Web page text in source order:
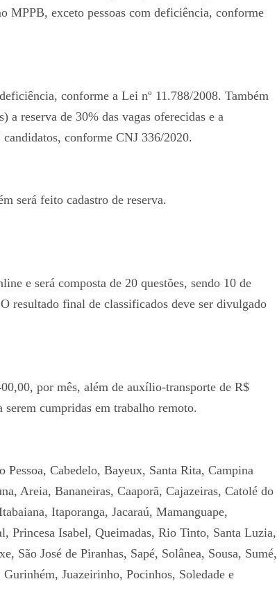
MPPB, exceto pessoas com deficiência, conforme
conforme a Lei nº 11.788/2008. Também
a reserva de 30% das vagas oferecidas e a
conforme CNJ 336/2020.
será feito cadastro de reserva.
e será composta de 20 questões, sendo 10 de
resultado final de classificados deve ser divulgado
por mês, além de auxílio-transporte de R$
serem cumpridas em trabalho remoto.
Pessoa, Cabedelo, Bayeux, Santa Rita, Campina
Areia, Bananeiras, Caaporã, Cajazeiras, Catolé do
Itaporanga, Jacaraú, Mamanguape,
Princesa Isabel, Queimadas, Rio Tinto, Santa Luzia,
São José de Piranhas, Sapé, Solânea, Sousa, Sumé,
Juazeirinho, Pocinhos, Soledade e